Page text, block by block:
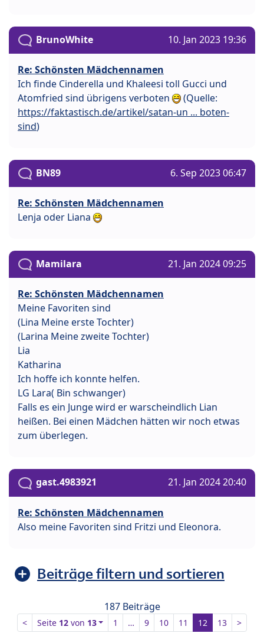
BrunoWhite 10. Jan 2023 19:36
Re: Schönsten Mädchennamen
Ich finde Cinderella und Khaleesi toll Gucci und
Atomfried sind übrigens verboten
(Quelle:
https://faktastisch.de/artikel/satan-un ... boten-
sind)
BN89 6. Sep 2023 06:47
Re: Schönsten Mädchennamen
Lenja oder Liana
Mamilara 21. Jan 2024 09:25
Re: Schönsten Mädchennamen
Meine Favoriten sind
(Lina Meine erste Tochter)
(Larina Meine zweite Tochter)
Lia
Katharina
Ich hoffe ich konnte helfen.
LG Lara( Bin schwanger)
Falls es ein Junge wird er warscheindlich Lian
heißen. Bei einen Mädchen hätten wir noch etwas
zum überlegen.
gast.4983921 21. Jan 2024 20:40
Re: Schönsten Mädchennamen
Also meine Favoriten sind Fritzi und Eleonora.
Beiträge filtern und sortieren
187 Beiträge
< Seite 12von 13 1 … 9 10 11 12 13 >